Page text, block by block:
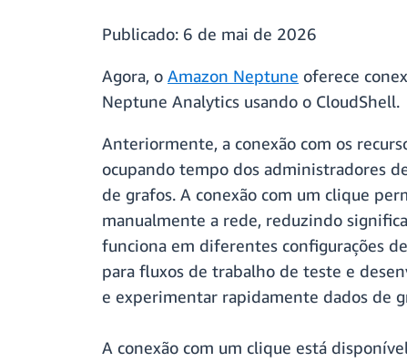
Publicado: 6 de mai de 2026
Agora, o Amazon Neptune oferece
Neptune Analytics usando o CloudShell.
Anteriormente, a conexão com os
ocupando tempo dos administradores
de grafos. A conexão com um clique
manualmente a rede, reduzindo
funciona em diferentes configurações
para fluxos de trabalho de teste e
e experimentar rapidamente dados de
A conexão com um clique está